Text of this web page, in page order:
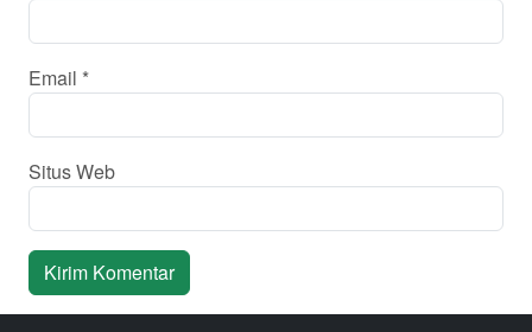
Email *
Situs Web